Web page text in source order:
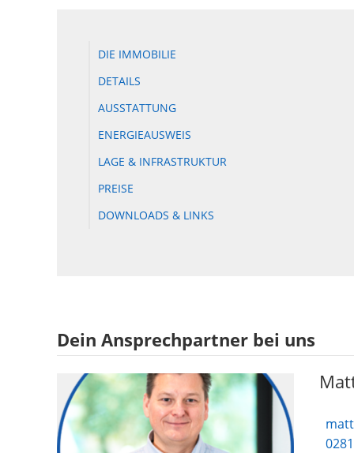
DIE IMMOBILIE
DETAILS
AUSSTATTUNG
ENERGIEAUSWEIS
LAGE & INFRASTRUKTUR
PREISE
DOWNLOADS & LINKS
Dein Ansprechpartner bei uns